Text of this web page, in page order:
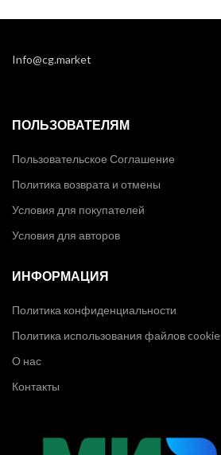
Info@cg.market
ПОЛЬЗОВАТЕЛЯМ
Пользовательское Соглашение
Политика возврата и отмены
Условия для покупателей
Условия для авторов
ИНФОРМАЦИЯ
Политика конфиденциальности
Политика использования файлов cookie
О нас
Контакты